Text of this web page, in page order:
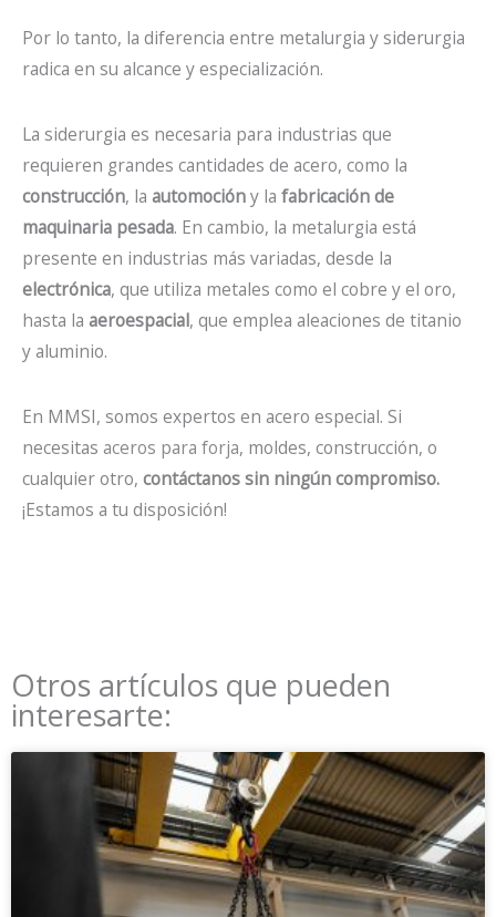
Por lo tanto, la diferencia entre metalurgia y siderurgia
radica en su alcance y especialización.
La siderurgia es necesaria para industrias que
requieren grandes cantidades de acero, como la
construcción, la automocióny la fabricación de
maquinaria pesada. En cambio, la metalurgia está
presente en industrias más variadas, desde la
electrónica, que utiliza metales como el cobre y el oro,
hasta la aeroespacial, que emplea aleaciones de titanio
y aluminio.
En MMSI, somos expertos en acero especial. Si
necesitas aceros para forja, moldes, construcción, o
cualquier otro, contáctanos sin ningún compromiso.
¡Estamos a tu disposición!
Otros artículos que pueden
interesarte: